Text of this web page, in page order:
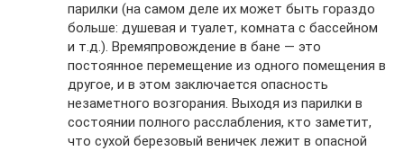
парилки (на самом деле их может быть гораздо
больше: душевая и туалет, комната с бассейном
и т.д.). Времяпровождение в бане — это
постоянное перемещение из одного помещения в
другое, и в этом заключается опасность
незаметного возгорания. Выходя из парилки в
состоянии полного расслабления, кто заметит,
что сухой березовый веничек лежит в опасной